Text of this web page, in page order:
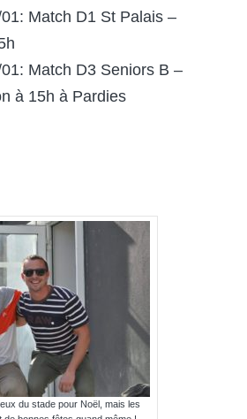
Match D1 St Palais –
Match D3 Seniors B –
à 15h à Pardies
du stade pour Noël, mais les